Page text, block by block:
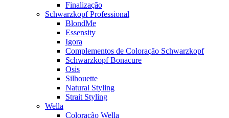
Finalização
Schwarzkopf Professional
BlondMe
Essensity
Igora
Complementos de Coloração Schwarzkopf
Schwarzkopf Bonacure
Osis
Silhouette
Natural Styling
Strait Styling
Wella
Coloração Wella